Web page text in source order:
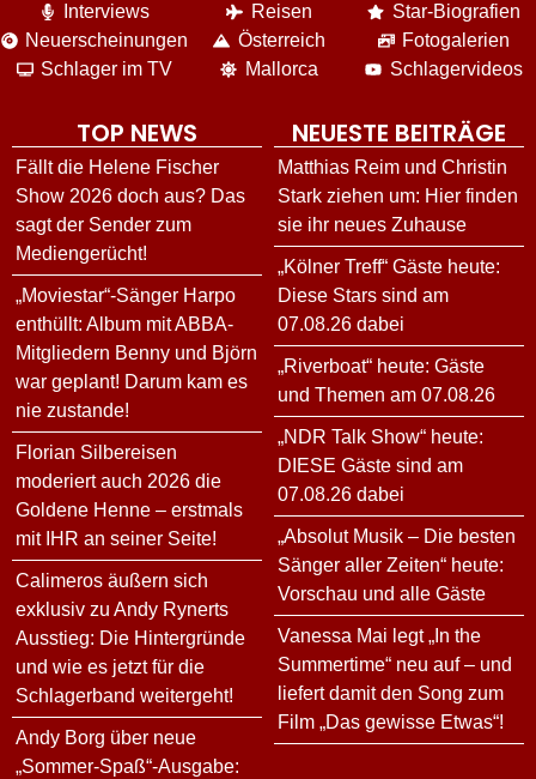
Interviews
Neuerscheinungen
Schlager im TV
Reisen
Österreich
Mallorca
Star-Biografien
Fotogalerien
Schlagervideos
TOP NEWS
Fällt die Helene Fischer
Show 2026 doch aus? Das
sagt der Sender zum
Mediengerücht!
„Moviestar“-Sänger Harpo
enthüllt: Album mit ABBA-
Mitgliedern Benny und Björn
war geplant! Darum kam es
nie zustande!
Florian Silbereisen
moderiert auch 2026 die
Goldene Henne – erstmals
mit IHR an seiner Seite!
Calimeros äußern sich
exklusiv zu Andy Rynerts
Ausstieg: Die Hintergründe
und wie es jetzt für die
Schlagerband weitergeht!
Andy Borg über neue
„Sommer-Spaß“-Ausgabe:
NEUESTE BEITRÄGE
Matthias Reim und Christin
Stark ziehen um: Hier finden
sie ihr neues Zuhause
„Kölner Treff“ Gäste heute:
Diese Stars sind am
07.08.26 dabei
„Riverboat“ heute: Gäste
und Themen am 07.08.26
„NDR Talk Show“ heute:
DIESE Gäste sind am
07.08.26 dabei
„Absolut Musik – Die besten
Sänger aller Zeiten“ heute:
Vorschau und alle Gäste
Vanessa Mai legt „In the
Summertime“ neu auf – und
liefert damit den Song zum
Film „Das gewisse Etwas“!